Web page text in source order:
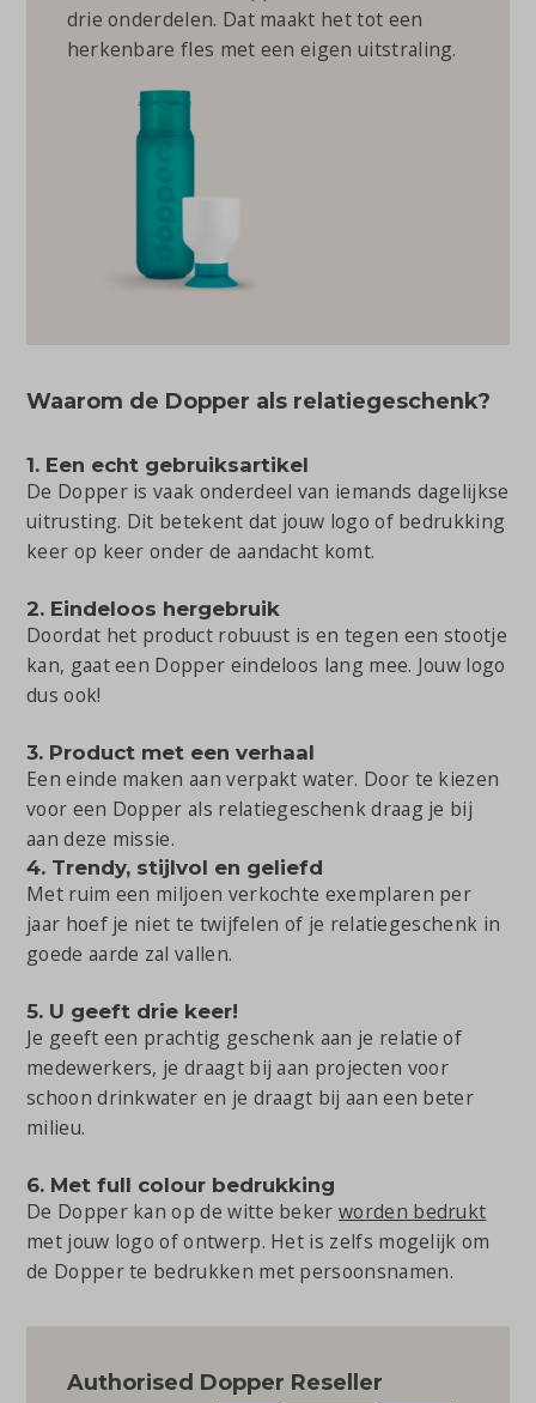
drie onderdelen. Dat maakt het tot een
herkenbare fles met een eigen uitstraling.
Waarom de Dopper als relatiegeschenk?
1. Een echt gebruiksartikel
De Dopper is vaak onderdeel van iemands dagelijkse
uitrusting. Dit betekent dat jouw logo of bedrukking
keer op keer onder de aandacht komt.
2. Eindeloos hergebruik
Doordat het product robuust is en tegen een stootje
kan, gaat een Dopper eindeloos lang mee. Jouw logo
dus ook!
3. Product met een verhaal
Een einde maken aan verpakt water. Door te kiezen
voor een Dopper als relatiegeschenk draag je bij
aan deze missie.
4. Trendy, stijlvol en geliefd
Met ruim een miljoen verkochte exemplaren per
jaar hoef je niet te twijfelen of je relatiegeschenk in
goede aarde zal vallen.
5. U geeft drie keer!
Je geeft een prachtig geschenk aan je relatie of
medewerkers, je draagt bij aan projecten voor
schoon drinkwater en je draagt bij aan een beter
milieu.
6. Met full colour bedrukking
De Dopper kan op de witte bekerworden bedrukt
met jouw logo of ontwerp. Het is zelfs mogelijk om
de Dopper te bedrukken met persoonsnamen.
Authorised Dopper Reseller